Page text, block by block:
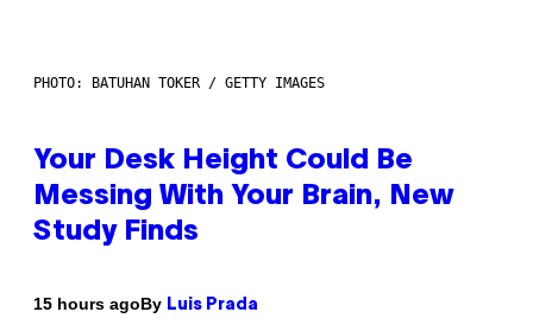
PHOTO: BATUHAN TOKER / GETTY IMAGES
Your Desk Height Could Be
Messing With Your Brain, New
Study Finds
15 hours agoBy Luis Prada